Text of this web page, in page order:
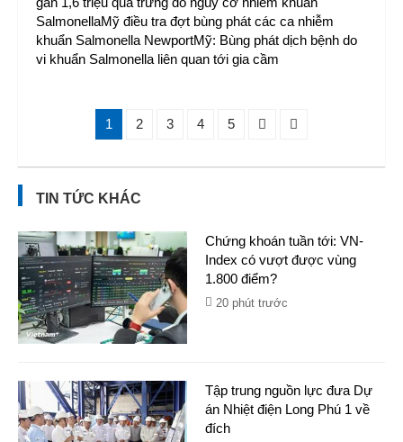
SalmonellaMỹ điều tra đợt bùng phát các ca nhiễm
khuẩn Salmonella NewportMỹ: Bùng phát dịch bệnh do
vi khuẩn Salmonella liên quan tới gia cầm
1 2 3 4 5
TIN TỨC KHÁC
Chứng khoán tuần tới: VN-
Index có vượt được vùng
1.800 điểm?
20 phút trước
Tập trung nguồn lực đưa Dự
án Nhiệt điện Long Phú 1 về
đích